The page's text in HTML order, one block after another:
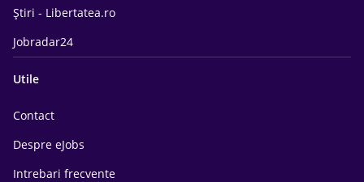
Știri - Libertatea.ro
Jobradar24
Utile
Contact
Despre eJobs
Intrebari frecvente